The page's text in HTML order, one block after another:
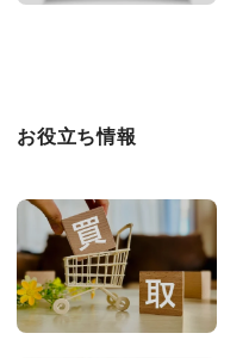
お役立ち情報